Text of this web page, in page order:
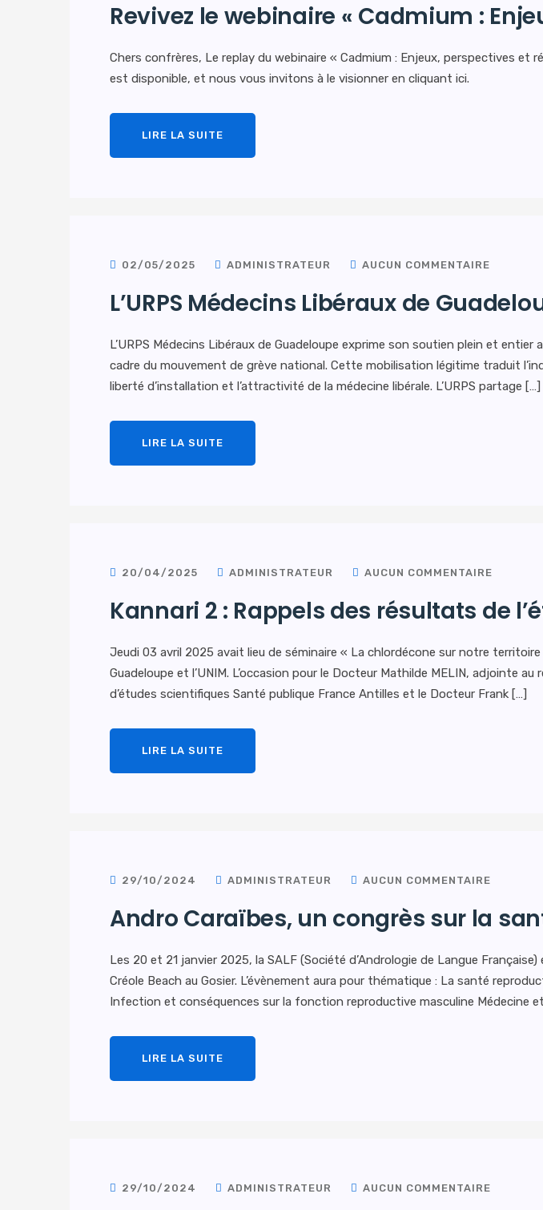
Revivez le webinaire « Cadmium :
Chers confrères, Le replay du webinaire « Cadmium : Enjeux, perspectives et
est disponible, et nous vous invitons à le visionner en cliquant ici.
LIRE LA SUITE
02/05/2025 ADMINISTRATEUR AUCUN COMMENTAIRE
L’URPS Médecins Libéraux de
L’URPS Médecins Libéraux de Guadeloupe exprime son soutien plein et
cadre du mouvement de grève national. Cette mobilisation légitime traduit
liberté d’installation et l’attractivité de la médecine libérale. L’URPS partage […]
LIRE LA SUITE
20/04/2025 ADMINISTRATEUR AUCUN COMMENTAIRE
Kannari 2 : Rappels des résultats de
Jeudi 03 avril 2025 avait lieu de séminaire « La chlordécone sur notre
Guadeloupe et l’UNIM. L’occasion pour le Docteur Mathilde MELIN, adjointe
d’études scientifiques Santé publique France Antilles et le Docteur Frank […]
LIRE LA SUITE
29/10/2024 ADMINISTRATEUR AUCUN COMMENTAIRE
Andro Caraïbes, un congrès sur la
Les 20 et 21 janvier 2025, la SALF (Société d’Andrologie de Langue
Créole Beach au Gosier. L’évènement aura pour thématique : La santé
Infection et conséquences sur la fonction reproductive masculine Médecine
LIRE LA SUITE
29/10/2024 ADMINISTRATEUR AUCUN COMMENTAIRE